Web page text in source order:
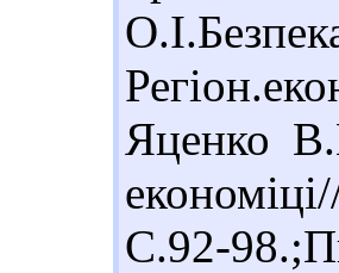
Яценко
С.92-